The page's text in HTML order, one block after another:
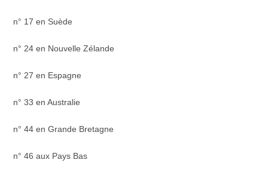
n° 17 en Suède
n° 24 en Nouvelle Zélande
n° 27 en Espagne
n° 33 en Australie
n° 44 en Grande Bretagne
n° 46 aux Pays Bas